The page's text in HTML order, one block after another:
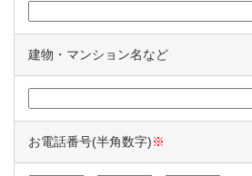
建物・マンション名など
お電話番号(半角数字)※